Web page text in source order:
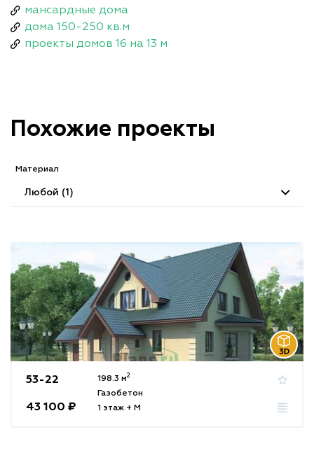
мансардные дома
дома 150-250 кв.м
проекты домов 16 на 13 м
Похожие проекты
Материал
Любой (1)
53-22
43 100 ₽
198.3 м2
Газобетон
1 этаж + М